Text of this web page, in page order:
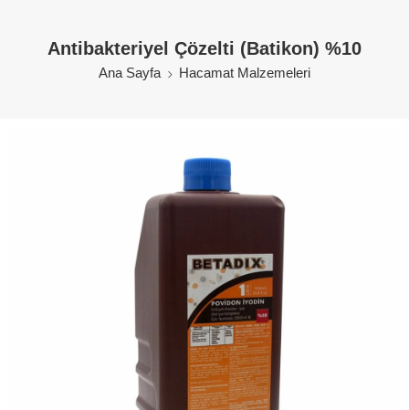
Antibakteriyel Çözelti (Batikon) %10
Ana Sayfa Hacamat Malzemeleri